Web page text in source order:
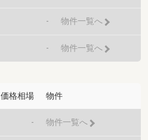
- 物件一覧へ
- 物件一覧へ
価格相場 物件
- 物件一覧へ